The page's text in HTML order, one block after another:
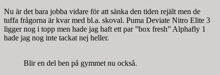
Nu är det bara jobba vidare för att sänka den tiden rejält men de
tuffa frågorna är kvar med bl.a. skoval. Puma Deviate Nitro Elite 3
ligger nog i topp men hade jag haft ett par ”box fresh” Alphafly 1
hade jag nog inte tackat nej heller.
Blir en del ben på gymmet nu också.